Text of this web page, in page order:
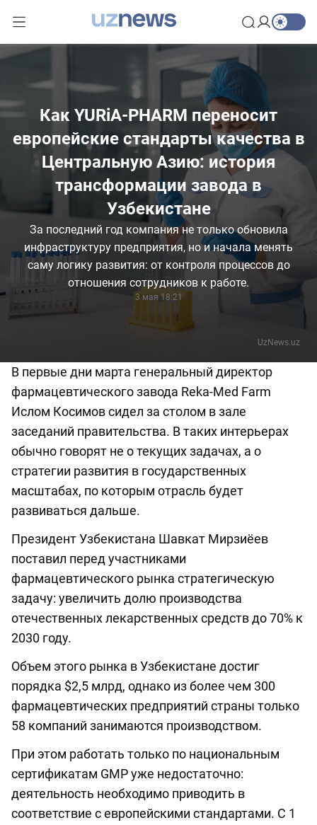
Как YURiA-PHARM переносит
европейские стандарты качества в
Центральную Азию: история
трансформации завода в
Узбекистане
За последний год компания не только обновила
инфраструктуру предприятия, но и начала менять
саму логику развития: от контроля процессов до
отношения сотрудников к работе.
3 мая 18:21
UzNews.uz
В первые дни марта генеральный директор
фармацевтического завода Reka-Med Farm
Ислом Косимов сидел за столом в зале
заседаний правительства. В таких интерьерах
обычно говорят не о текущих задачах, а о
стратегии развития в государственных
масштабах, по которым отрасль будет
развиваться дальше.
Президент Узбекистана Шавкат Мирзиёев
поставил перед участниками
фармацевтического рынка стратегическую
задачу: увеличить долю производства
отечественных лекарственных средств до 70% к
2030 году.
Объем этого рынка в Узбекистане достиг
порядка $2,5 млрд, однако из более чем 300
фармацевтических предприятий страны только
58 компаний занимаются производством.
При этом работать только по национальным
сертификатам GMP уже недостаточно:
деятельность необходимо приводить в
соответствие с европейскими стандартами. С 1